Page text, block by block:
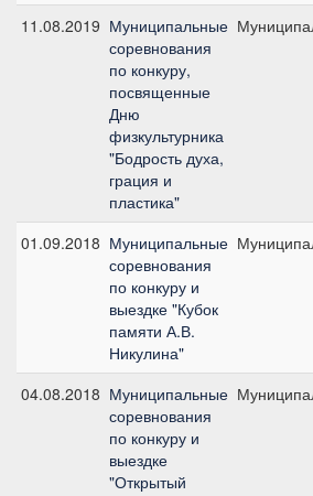
11.08.2019 Муниципальные
соревнования
по конкуру,
посвященные
Дню
физкультурника
"Бодрость духа,
грация и
пластика"
01.09.2018 Муниципальные
соревнования
по конкуру и
выездке "Кубок
памяти А.В.
Никулина"
04.08.2018 Муниципальные
соревнования
по конкуру и
выездке
"Открытый